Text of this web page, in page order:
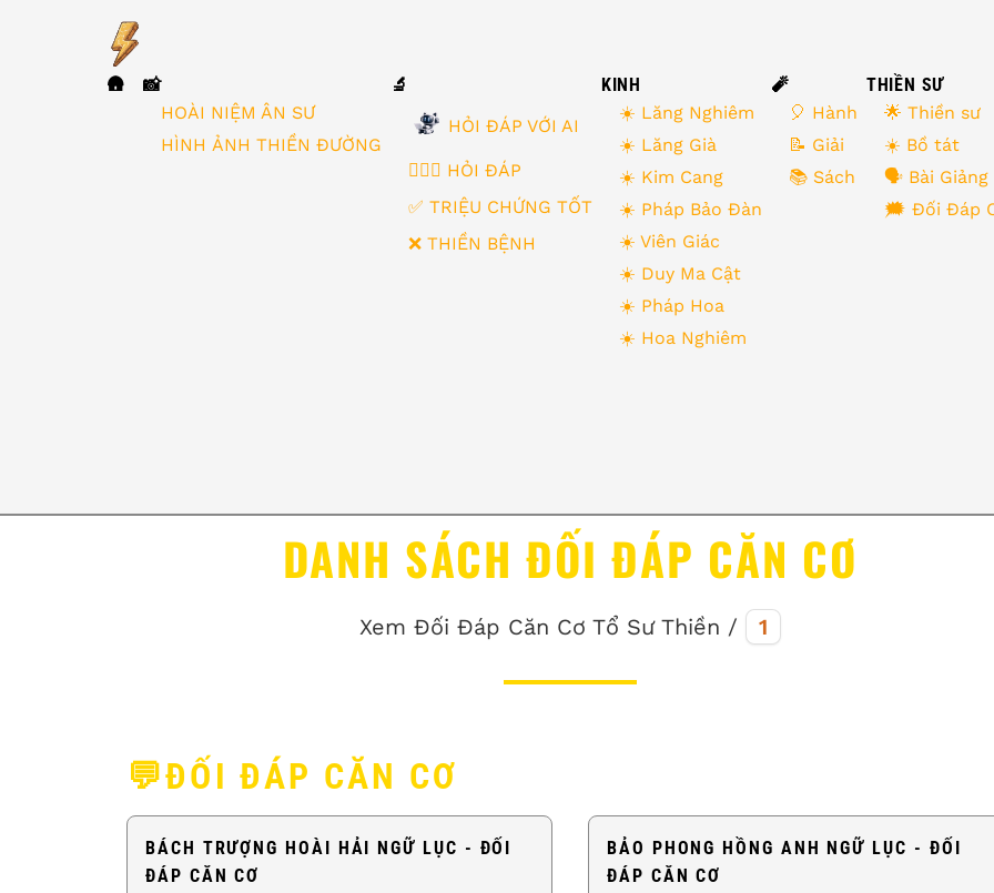
🛖
📸
HOÀI NIỆM ÂN SƯ
HÌNH ẢNH THIỀN ĐƯỜNG
🔬
HỎI ĐÁP VỚI AI
🙋🏻‍♂️ HỎI ĐÁP
✅ TRIỆU CHỨNG TỐT
❌ THIỀN BỆNH
KINH
☀️ Lăng Nghiêm
☀️ Lăng Già
☀️ Kim Cang
☀️ Pháp Bảo Đàn
☀️ Viên Giác
☀️ Duy Ma Cật
☀️ Pháp Hoa
☀️ Hoa Nghiêm
🧨
🎈 Hành
📝 Giải
📚 Sách
THIỀN SƯ
🌟 Thiền sư
☀️ Bồ tát
🗣 Bài Giảng
🗯 Đối Đáp
DANH SÁCH ĐỐI ĐÁP CĂN CƠ
Xem Đối Đáp Căn Cơ Tổ Sư Thiền / 1
💬ĐỐI ĐÁP CĂN CƠ
BÁCH TRƯỢNG HOÀI HẢI NGỮ LỤC - ĐỐI
ĐÁP CĂN CƠ
BẢO PHONG HỒNG ANH NGỮ LỤC - ĐỐI
ĐÁP CĂN CƠ